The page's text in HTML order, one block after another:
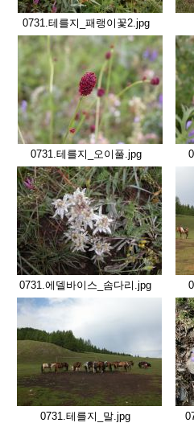
0731.테를지_패랭이꽃2.jpg
0731.테를지_오이풀.jpg
0731.에델바이스_솜다리.jpg
0731.테를지_말.jpg